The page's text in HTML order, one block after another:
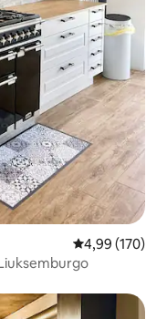
Vidutinis
4,99 (170)